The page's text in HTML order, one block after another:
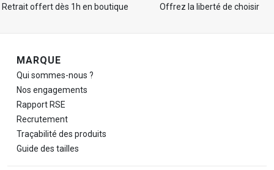
Retrait offert dès 1h en boutique
Offrez la liberté de choisir
Navigation de pied de page
MARQUE
Qui sommes-nous ?
Nos engagements
Rapport RSE
Recrutement
Traçabilité des produits
Guide des tailles